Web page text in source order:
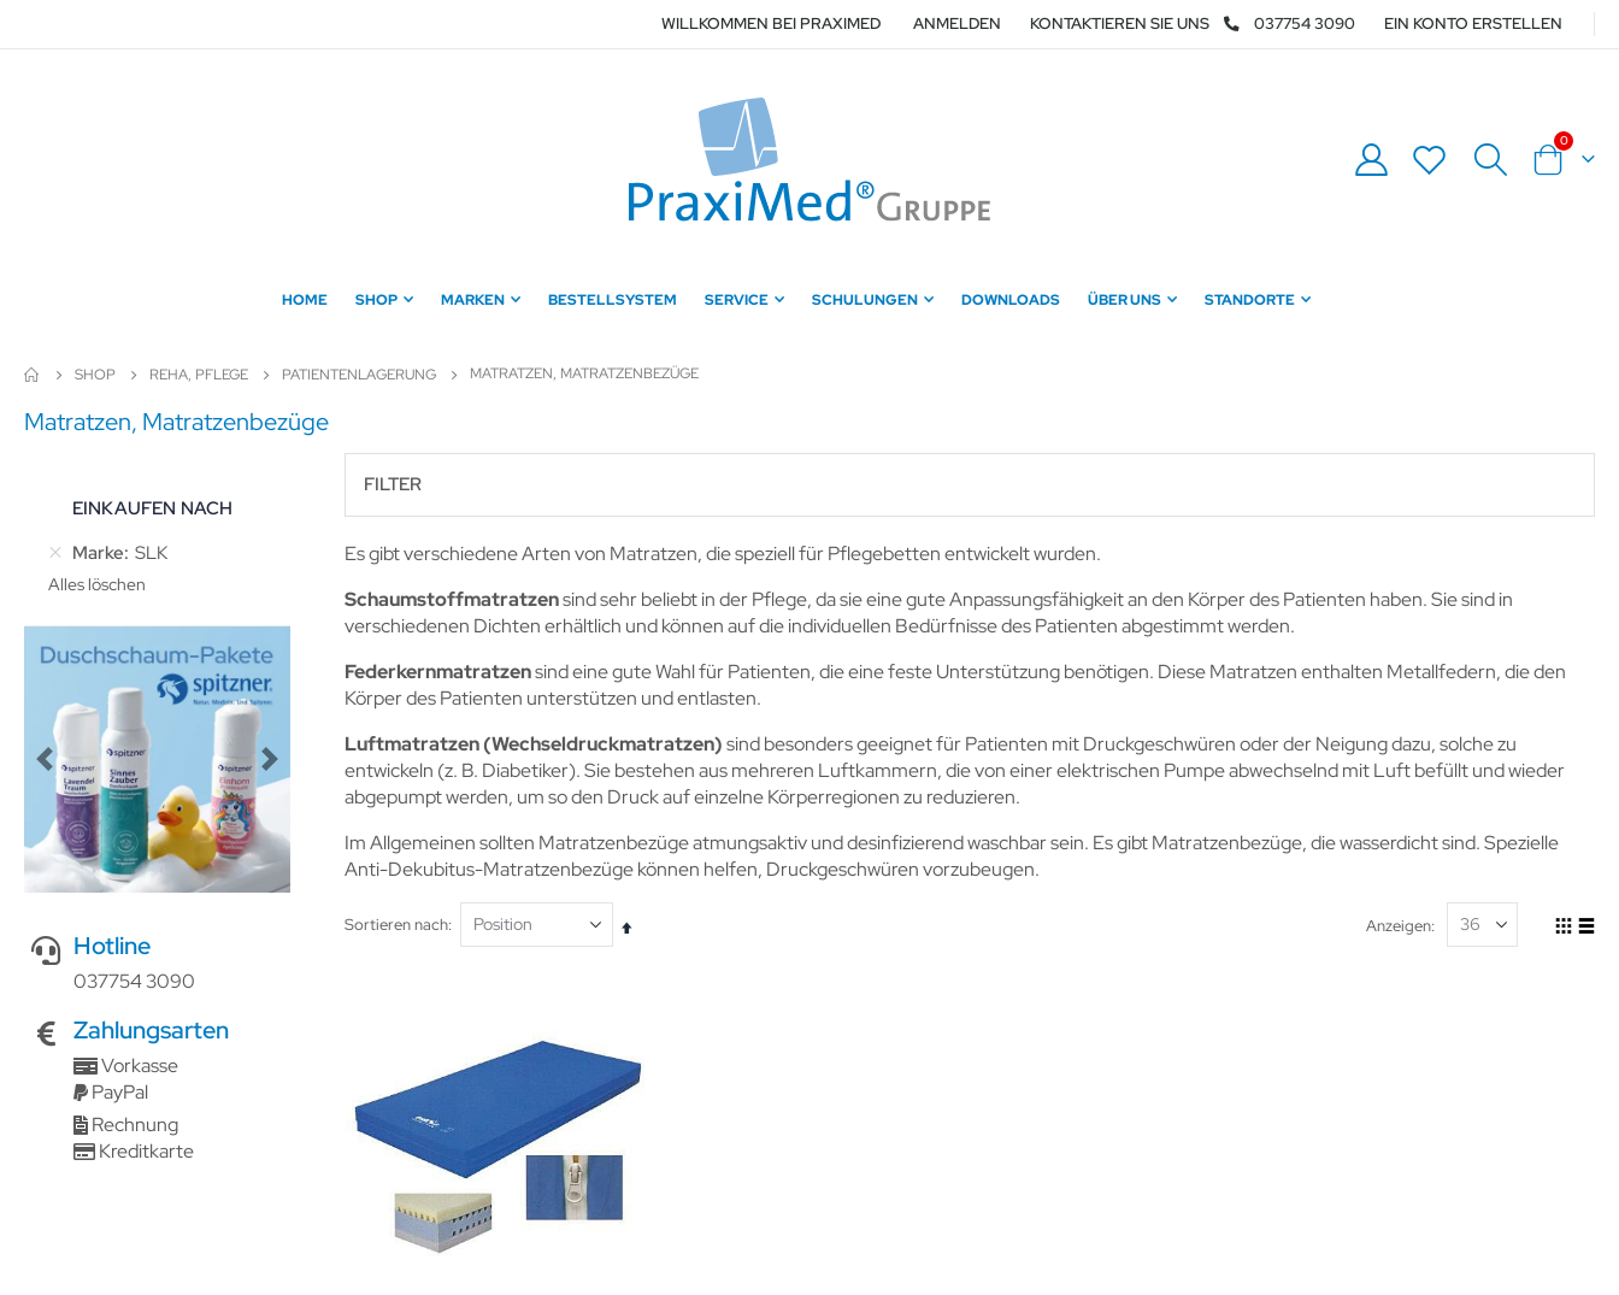
zum
WILLKOMMEN BEI PRAXIMED ANMELDEN KONTAKTIEREN SIE UNS 037754 3090 EIN KONTO ERSTELLEN
Warenkorb
0Artikel
HOME SHOP MARKEN BESTELLSYSTEM SERVICE SCHULUNGEN DOWNLOADS ÜBER UNS STANDORTE
SHOP REHA, PFLEGE PATIENTENLAGERUNG MATRATZEN, MATRATZENBEZÜGE
Matratzen, Matratzenbezüge
FILTER
Es gibt verschiedene Arten von Matratzen, die speziell für Pflegebetten entwickelt wurden.
Schaumstoffmatratzensind sehr beliebt in der Pflege, da sie eine gute Anpassungsfähigkeit an den Körper des Patienten haben. Sie sind in
verschiedenen Dichten erhältlich und können auf die individuellen Bedürfnisse des Patienten abgestimmt werden.
Federkernmatratzensind eine gute Wahl für Patienten, die eine feste Unterstützung benötigen. Diese Matratzen enthalten Metallfedern, die den
Körper des Patienten unterstützen und entlasten.
Luftmatratzen (Wechseldruckmatratzen)sind besonders geeignet für Patienten mit Druckgeschwüren oder der Neigung dazu, solche zu
entwickeln (z. B. Diabetiker). Sie bestehen aus mehreren Luftkammern, die von einer elektrischen Pumpe abwechselnd mit Luft befüllt und wieder
abgepumpt werden, um so den Druck auf einzelne Körperregionen zu reduzieren.
Im Allgemeinen sollten Matratzenbezüge atmungsaktiv und desinfizierend waschbar sein. Es gibt Matratzenbezüge, die wasserdicht sind. Spezielle
Anti-Dekubitus-Matratzenbezüge können helfen, Druckgeschwüren vorzubeugen.
Sortieren nach
In
Anzeigen
Ansicht
EINKAUFEN NACH
Marke SLK
Alles löschen
Previous Next
Hotline
037754 3090
Zahlungsarten
Vorkasse
PayPal
Rechnung
Kreditkarte